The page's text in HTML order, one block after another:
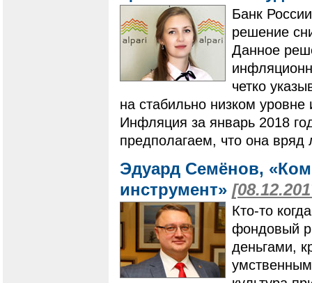
Банк
решение
Данное
четко
на стабильно низком
Инфляция за январь 2018
предполагаем, что она вряд
Эдуард Семёнов,
инструмент»
​​​​​​​Кто-то
фондовый
деньгами,